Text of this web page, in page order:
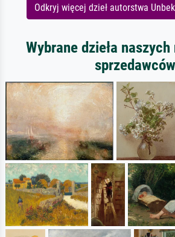
Odkryj więcej dzieł autorstwa
Wybrane dzieła
sprzedawców